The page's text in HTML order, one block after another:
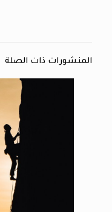
المنشورات ذات الصلة